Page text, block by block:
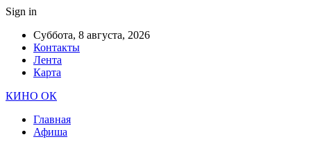
Sign in
Суббота, 8 августа, 2026
Контакты
Лента
Карта
КИНО ОК
Главная
Афиша